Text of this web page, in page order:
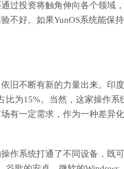
过投资将触角伸向各个领域
不好。如果YunOS系统能保
旧不断有新的力量出来。印
比为15%。当然，这家操作系
有一定需求，作为一种差异
作系统打通了不同设备，既